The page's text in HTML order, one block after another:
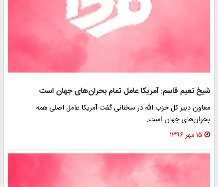
شیخ نعیم قاسم: آمریکا عامل تمام بحران‌های جهان است
معاون دبیر کل حزب الله در سخنانی گفت آمریکا عامل اصلی همه
بحران‌های جهان است.
۱۵ مهر ۱۳۹۶